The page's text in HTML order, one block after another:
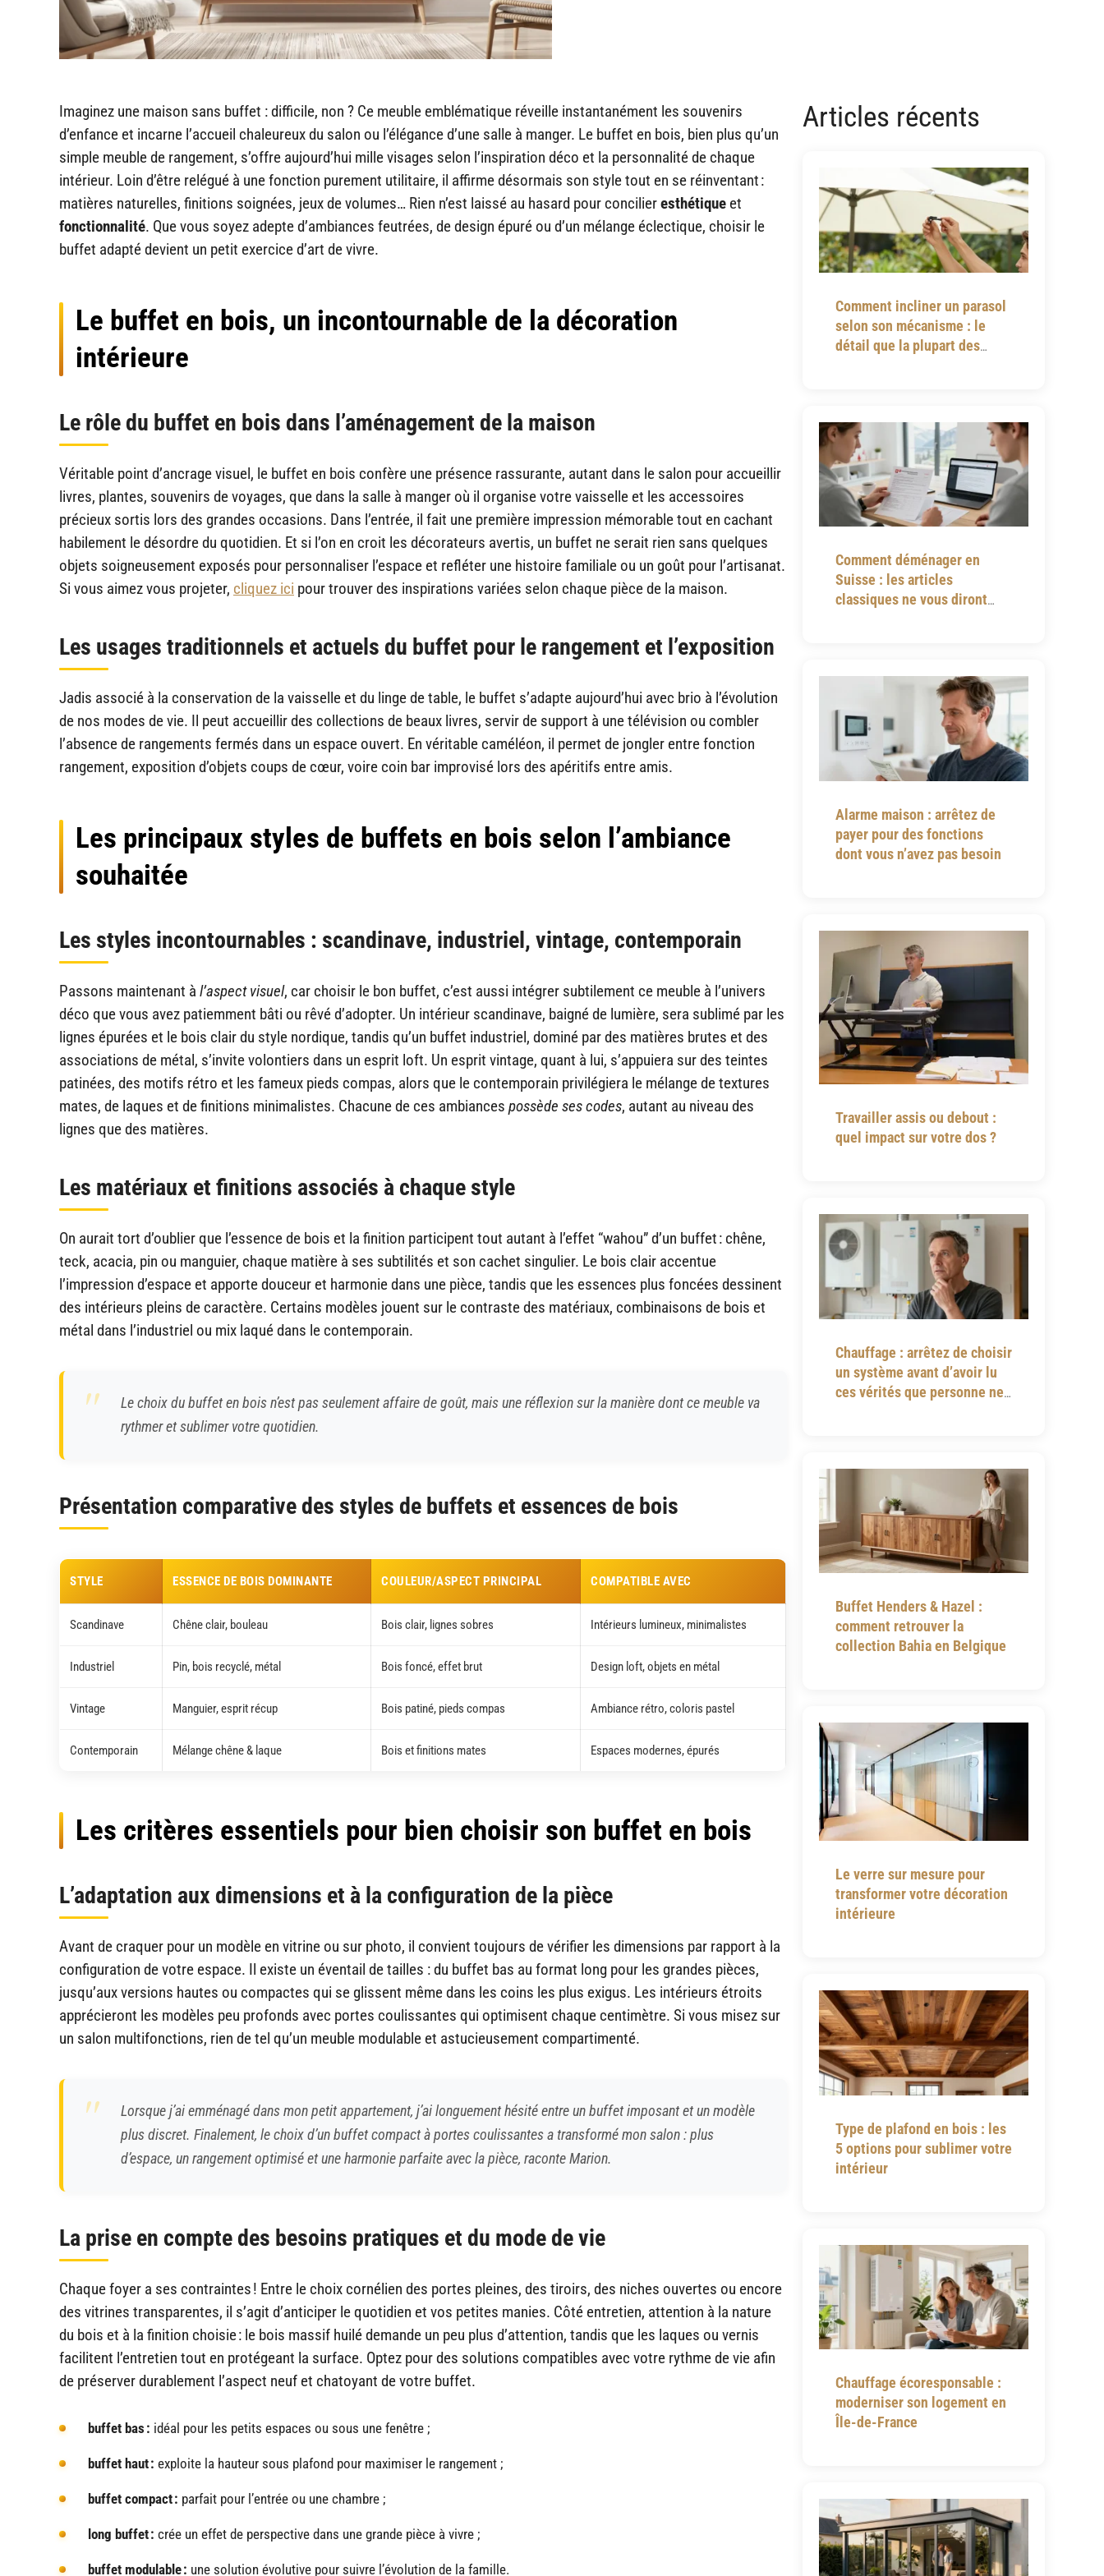
Imaginez une maison sans buffet : difficile, non ? Ce meuble emblématique réveille instantanément les souvenirs
d’enfance et incarne l’accueil chaleureux du salon ou l’élégance d’une salle à manger. Le buffet en bois, bien plus qu’un
simple meuble de rangement, s’offre aujourd’hui mille visages selon l’inspiration déco et la personnalité de chaque
intérieur. Loin d’être relégué à une fonction purement utilitaire, il affirme désormais son style tout en se réinventant :
matières naturelles, finitions soignées, jeux de volumes… Rien n’est laissé au hasard pour concilieresthétique et
fonctionnalité. Que vous soyez adepte d’ambiances feutrées, de design épuré ou d’un mélange éclectique, choisir le
buffet adapté devient un petit exercice d’art de vivre.
Le buffet en bois, un incontournable de la décoration
intérieure
Le rôle du buffet en bois dans l’aménagement de la maison
Véritable point d’ancrage visuel, le buffet en bois confère une présence rassurante, autant dans le salon pour accueillir
livres, plantes, souvenirs de voyages, que dans la salle à manger où il organise votre vaisselle et les accessoires
précieux sortis lors des grandes occasions. Dans l’entrée, il fait une première impression mémorable tout en cachant
habilement le désordre du quotidien. Et si l’on en croit les décorateurs avertis, un buffet ne serait rien sans quelques
objets soigneusement exposés pour personnaliser l’espace et refléter une histoire familiale ou un goût pour l’artisanat.
Si vous aimez vous projeter, cliquez ici pour trouver des inspirations variées selon chaque pièce de la maison.
Les usages traditionnels et actuels du buffet pour le rangement et l’exposition
Jadis associé à la conservation de la vaisselle et du linge de table, le buffet s’adapte aujourd’hui avec brio à l’évolution
de nos modes de vie. Il peut accueillir des collections de beaux livres, servir de support à une télévision ou combler
l’absence de rangements fermés dans un espace ouvert. En véritable caméléon, il permet de jongler entre fonction
rangement, exposition d’objets coups de cœur, voire coin bar improvisé lors des apéritifs entre amis.
Les principaux styles de buffets en bois selon l’ambiance
souhaitée
Les styles incontournables : scandinave, industriel, vintage, contemporain
Passons maintenant à l’aspect visuel, car choisir le bon buffet, c’est aussi intégrer subtilement ce meuble à l’univers
déco que vous avez patiemment bâti ou rêvé d’adopter. Un intérieur scandinave, baigné de lumière, sera sublimé par les
lignes épurées et le bois clair du style nordique, tandis qu’un buffet industriel, dominé par des matières brutes et des
associations de métal, s’invite volontiers dans un esprit loft. Un esprit vintage, quant à lui, s’appuiera sur des teintes
patinées, des motifs rétro et les fameux pieds compas, alors que le contemporain privilégiera le mélange de textures
mates, de laques et de finitions minimalistes. Chacune de ces ambiances possède sescodes, autant au niveau des
lignes que des matières.
Les matériaux et finitions associés à chaque style
On aurait tort d’oublier que l’essence de bois et la finition participent tout autant à l’effet “wahou” d’un buffet : chêne,
teck, acacia, pin ou manguier, chaque matière à ses subtilités et son cachet singulier. Le bois clair accentue
l’impression d’espace et apporte douceur et harmonie dans une pièce, tandis que les essences plus foncées dessinent
des intérieurs pleins de caractère. Certains modèles jouent sur le contraste des matériaux, combinaisons de bois et
métal dans l’industriel ou mix laqué dans le contemporain.
Le choix du buffet en bois n’est pas seulement affaire de goût, mais une réflexion sur la manière dont ce meuble va
rythmer et sublimer votre quotidien.
Présentation comparative des styles de buffets et essences de bois
STYLE ESSENCE DE BOIS DOMINANTE COULEUR/ASPECT PRINCIPAL COMPATIBLE AVEC
Scandinave Chêne clair, bouleau Bois clair, lignes sobres Intérieurs lumineux, minimalistes
Industriel Pin, bois recyclé, métal Bois foncé, effet brut Design loft, objets en métal
Vintage Manguier, esprit récup Bois patiné, pieds compas Ambiance rétro, coloris pastel
Contemporain Mélange chêne & laque Bois et finitions mates Espaces modernes, épurés
Les critères essentiels pour bien choisir son buffet en bois
L’adaptation aux dimensions et à la configuration de la pièce
Avant de craquer pour un modèle en vitrine ou sur photo, il convient toujours de vérifier les dimensions par rapport à la
configuration de votre espace. Il existe un éventail de tailles : du buffet bas au format long pour les grandes pièces,
jusqu’aux versions hautes ou compactes qui se glissent même dans les coins les plus exigus. Les intérieurs étroits
apprécieront les modèles peu profonds avec portes coulissantes qui optimisent chaque centimètre. Si vous misez sur
un salon multifonctions, rien de tel qu’un meuble modulable et astucieusement compartimenté.
Lorsque j’ai emménagé dans mon petit appartement, j’ai longuement hésité entre un buffet imposant et un modèle
plus discret. Finalement, le choix d’un buffet compact à portes coulissantes a transformé mon salon : plus
d’espace, un rangement optimisé et une harmonie parfaite avec la pièce, raconte Marion.
La prise en compte des besoins pratiques et du mode de vie
Chaque foyer a ses contraintes ! Entre le choix cornélien des portes pleines, des tiroirs, des niches ouvertes ou encore
des vitrines transparentes, il s’agit d’anticiper le quotidien et vos petites manies. Côté entretien, attention à la nature
du bois et à la finition choisie : le bois massif huilé demande un peu plus d’attention, tandis que les laques ou vernis
facilitent l’entretien tout en protégeant la surface. Optez pour des solutions compatibles avec votre rythme de vie afin
de préserver durablement l’aspect neuf et chatoyant de votre buffet.
buffet bas : idéal pour les petits espaces ou sous une fenêtre ;
buffet haut : exploite la hauteur sous plafond pour maximiser le rangement ;
buffet compact : parfait pour l’entrée ou une chambre ;
long buffet : crée un effet de perspective dans une grande pièce à vivre ;
buffet modulable : une solution évolutive pour suivre l’évolution de la famille.
Articles récents
Comment incliner un parasol
selon son mécanisme : le
détail que la plupart des
Comment déménager en
Suisse : les articles
classiques ne vous diront
Alarme maison : arrêtez de
payer pour des fonctions
dont vous n’avez pas besoin
Travailler assis ou debout :
quel impact sur votre dos ?
Chauffage : arrêtez de choisir
un système avant d’avoir lu
ces vérités que personne ne
Buffet Henders & Hazel :
comment retrouver la
collection Bahia en Belgique
Le verre sur mesure pour
transformer votre décoration
intérieure
Type de plafond en bois : les
5 options pour sublimer votre
intérieur
Chauffage écoresponsable :
moderniser son logement en
Île-de-France